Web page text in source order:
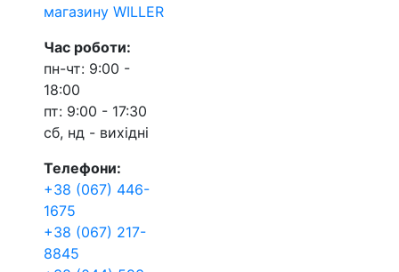
магазину WILLER
Час роботи:
пн-чт: 9:00 -
18:00
пт: 9:00 - 17:30
сб, нд - вихідні
Телефони:
+38 (067) 446-
1675
+38 (067) 217-
8845